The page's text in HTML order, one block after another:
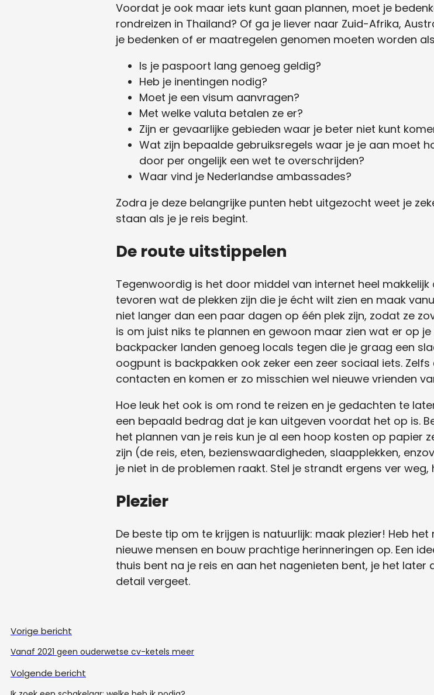
Voordat je ook maar iets kunt gaan plannen, moet je
rondreizen in Thailand? Of ga je liever naar Zuid-Afrika,
je bedenken of er maatregelen genomen moeten worden
Is je paspoort lang genoeg geldig?
Heb je inentingen nodig?
Moet je een visum aanvragen?
Met welke valuta betalen ze er?
Zijn er gevaarlijke gebieden waar je beter niet kunt
Wat zijn bepaalde gebruiksregels waar je je aan moet
door per ongelijk een wet te overschrijden?
Waar vind je Nederlandse ambassades?
Zodra je deze belangrijke punten hebt uitgezocht weet je
staan als je je reis begint.
De route uitstippelen
Tegenwoordig is het door middel van internet heel
tevoren wat de plekken zijn die je écht wilt zien en maak
niet langer dan een paar dagen op één plek zijn, zodat ze
is om juist niks te plannen en gewoon maar zien wat er op
backpacker landen genoeg locals tegen die je graag een
oogpunt is backpakken ook zeker een zeer sociaal iets.
contacten en komen er zo misschien wel nieuwe vrienden
Hoe leuk het ook is om rond te reizen en je gedachten te
een bepaald bedrag dat je kan uitgeven voordat het op is.
het plannen van je reis kun je al een hoop kosten op papier
zijn (de reis, eten, bezienswaardigheden, slaapplekken,
je niet in de problemen raakt. Stel je strandt ergens ver
Plezier
De beste tip om te krijgen is natuurlijk: maak plezier! Heb
nieuwe mensen en bouw prachtige herinneringen op. Een
thuis bent na je reis en aan het nagenieten bent, je het
detail vergeet.
Vorige bericht
Vanaf 2021 geen ouderwetse cv-ketels meer
Volgende bericht